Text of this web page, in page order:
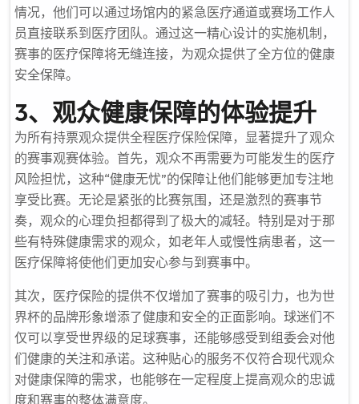
情况，他们可以通过场馆内的紧急医疗通道或赛场工作人
员直接联系到医疗团队。通过这一精心设计的实施机制，
赛事的医疗保障将无缝连接，为观众提供了全方位的健康
安全保障。
3、观众健康保障的体验提升
为所有持票观众提供全程医疗保险保障，显著提升了观众
的赛事观赛体验。首先，观众不再需要为可能发生的医疗
风险担忧，这种“健康无忧”的保障让他们能够更加专注地
享受比赛。无论是紧张的比赛氛围，还是激烈的赛事节
奏，观众的心理负担都得到了极大的减轻。特别是对于那
些有特殊健康需求的观众，如老年人或慢性病患者，这一
医疗保障将使他们更加安心参与到赛事中。
其次，医疗保险的提供不仅增加了赛事的吸引力，也为世
界杯的品牌形象增添了健康和安全的正面影响。球迷们不
仅可以享受世界级的足球赛事，还能够感受到组委会对他
们健康的关注和承诺。这种贴心的服务不仅符合现代观众
对健康保障的需求，也能够在一定程度上提高观众的忠诚
度和赛事的整体满意度。